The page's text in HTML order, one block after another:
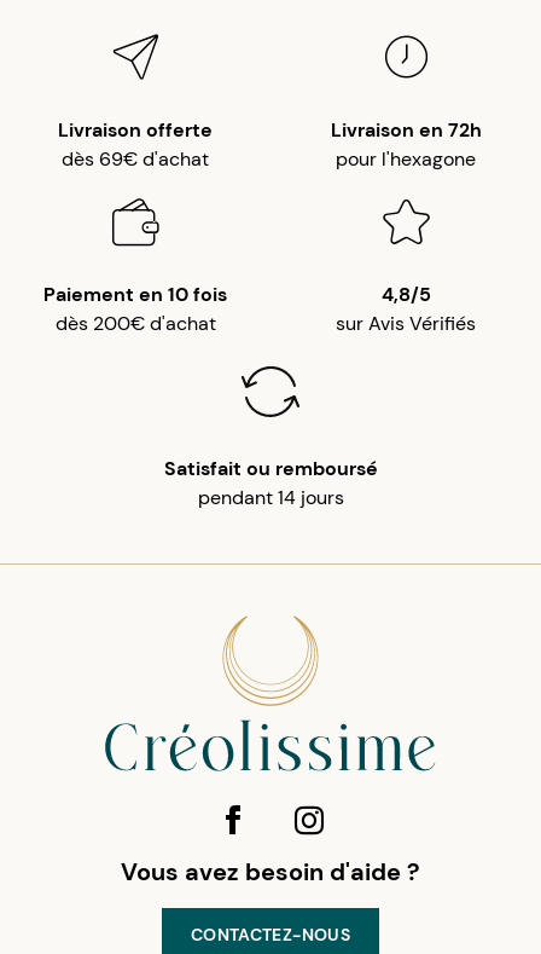
Livraison offerte
dès 69€ d'achat
Livraison en 72h
pour l'hexagone
Paiement en 10 fois
dès 200€ d'achat
4,8/5
sur Avis Vérifiés
Satisfait ou remboursé
pendant 14 jours
Vous avez besoin d'aide ?
CONTACTEZ-NOUS